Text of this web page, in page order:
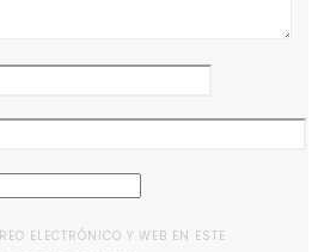
ELECTRÓNICO Y WEB EN ESTE